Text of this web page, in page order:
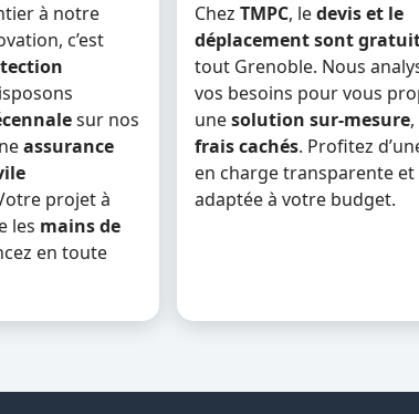
à notre
c’est
sur nos
assurance
projet à
les mains de
en toute
Chez TMPC, ledevis et le
déplacement sont
tout Grenoble. Nous
vos besoins pour vous
unesolution sur-mesure
frais cachés. Profitez
en charge transparente et
adaptée à votre budget.